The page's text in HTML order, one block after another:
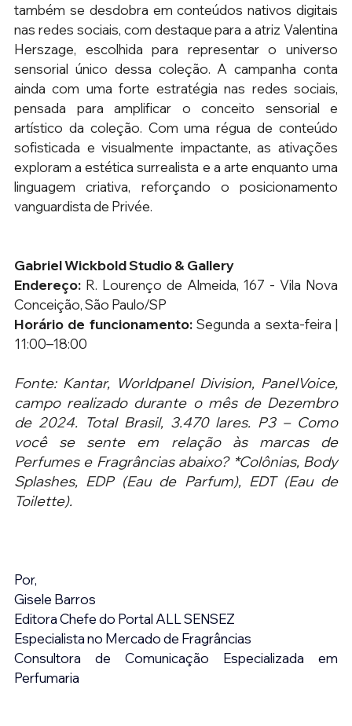
também se desdobra em conteúdos nativos digitais
nas redes sociais, com destaque para a atriz Valentina
Herszage, escolhida para representar o universo
sensorial único dessa coleção. A campanha conta
ainda com uma forte estratégia nas redes sociais,
pensada para amplificar o conceito sensorial e
artístico da coleção. Com uma régua de conteúdo
sofisticada e visualmente impactante, as ativações
exploram a estética surrealista e a arte enquanto uma
linguagem criativa, reforçando o posicionamento
vanguardista de Privée.
Gabriel Wickbold Studio & Gallery
Endereço: R. Lourenço de Almeida, 167 - Vila Nova
Conceição, São Paulo/SP
Horário de funcionamento: Segunda a sexta-feira |
11:00–18:00
Fonte: Kantar, Worldpanel Division, PanelVoice,
campo realizado durante o mês de Dezembro
de 2024. Total Brasil, 3.470 lares. P3 – Como
você se sente em relação às marcas de
Perfumes e Fragrâncias abaixo? *Colônias, Body
Splashes, EDP (Eau de Parfum), EDT (Eau de
Toilette).
Por,
Gisele Barros
Editora Chefe do Portal ALL SENSEZ
Especialista no Mercado de Fragrâncias
Consultora de Comunicação Especializada em
Perfumaria